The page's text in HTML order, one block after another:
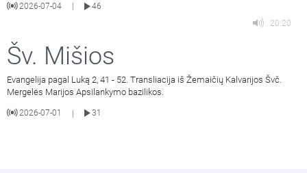
2026-07-04
46
20:20
Šv. Mišios
Evangelija pagal Luką 2, 41 - 52. Transliacija iš Žemaičių Kalvarijos Švč.
Mergelės Marijos Apsilankymo bazilikos.
2026-07-01 | 31